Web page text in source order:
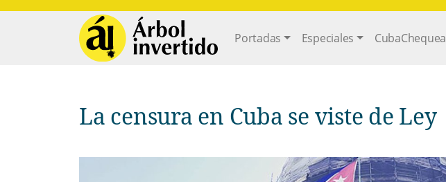
Main navigation
Portadas Especiales CubaChequea
La censura en Cuba se viste de Ley